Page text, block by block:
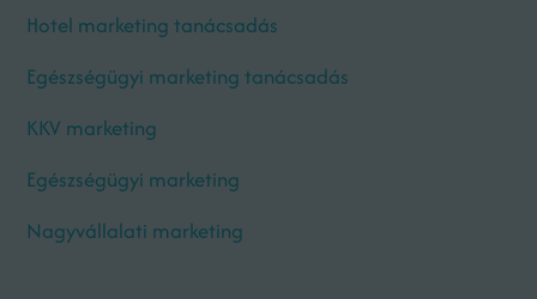
Hotel marketing tanácsadás
Egészségügyi marketing tanácsadás
KKV marketing
Egészségügyi marketing
Nagyvállalati marketing